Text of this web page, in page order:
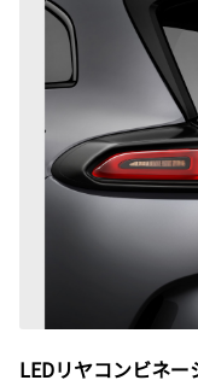
LEDリヤコンビネ